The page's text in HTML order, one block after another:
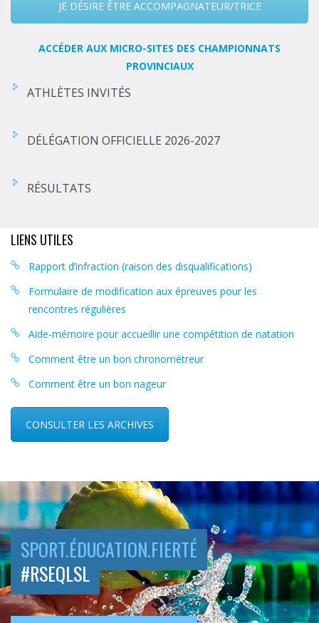
JE DÉSIRE ÊTRE ACCOMPAGNATEUR/TRICE
ACCÉDER AUX MICRO-SITES DES CHAMPIONNATS
PROVINCIAUX
ATHLÈTES INVITÉS
DÉLÉGATION OFFICIELLE 2026-2027
RÉSULTATS
LIENS UTILES
Rapport d’infraction (raison des disqualifications)
Formulaire de modification aux épreuves pour les
rencontres régulières
Aide-mémoire pour accueillir une compétition de natation
Comment être un bon chronométreur
Comment être un bon nageur
CONSULTER LES ARCHIVES
SPORT.ÉDUCATION.FIERTÉ
#RSEQLSL